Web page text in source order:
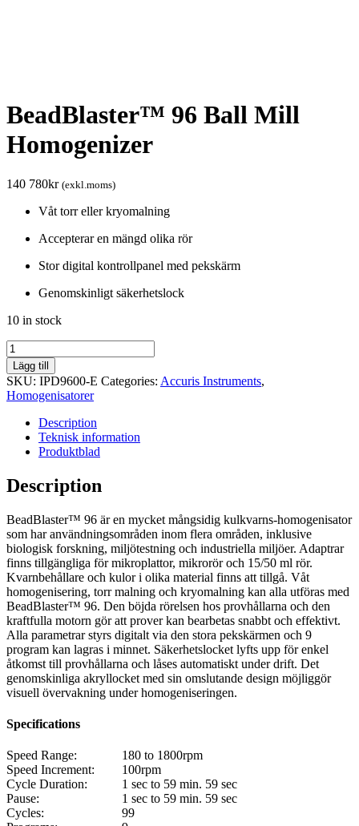
BeadBlaster™ 96 Ball Mill
Homogenizer
140 780kr (exkl.moms)
Våt torr eller kryomalning
Accepterar en mängd olika rör
Stor digital kontrollpanel med pekskärm
Genomskinligt säkerhetslock
10 in stock
BeadBlaster™
96
Ball
Mill
Homogenizer
quantity
Lägg till
SKU: IPD9600-E Categories: Accuris Instruments,
Homogenisatorer
Description
Teknisk information
Produktblad
Description
BeadBlaster™ 96 är en mycket mångsidig kulkvarns-homogenisator
som har användningsområden inom flera områden, inklusive
biologisk forskning, miljötestning och industriella miljöer. Adaptrar
finns tillgängliga för mikroplattor, mikrorör och 15/50 ml rör.
Kvarnbehållare och kulor i olika material finns att tillgå. Våt
homogenisering, torr malning och kryomalning kan alla utföras med
BeadBlaster™ 96. Den böjda rörelsen hos provhållarna och den
kraftfulla motorn gör att prover kan bearbetas snabbt och effektivt.
Alla parametrar styrs digitalt via den stora pekskärmen och 9
program kan lagras i minnet. Säkerhetslocket lyfts upp för enkel
åtkomst till provhållarna och låses automatiskt under drift. Det
genomskinliga akryllocket med sin omslutande design möjliggör
visuell övervakning under homogeniseringen.
Specifications
Speed Range:
180 to 1800rpm
Speed Increment:
100rpm
Cycle Duration:
1 sec to 59 min. 59 sec
Pause:
1 sec to 59 min. 59 sec
Cycles:
99